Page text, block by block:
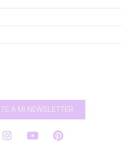
A MI NEWSLETTER